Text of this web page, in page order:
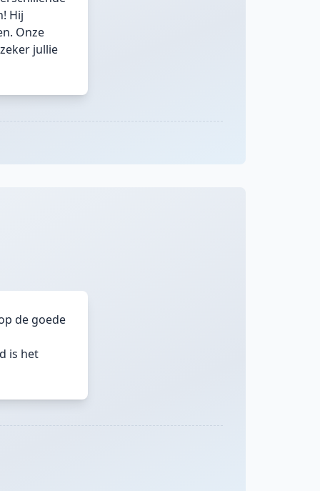
Hij
Onze
jullie
de goede
is het